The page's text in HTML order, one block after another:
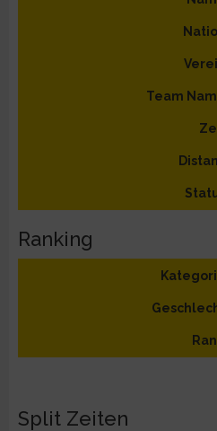
Team
Ranking
Split Zeiten